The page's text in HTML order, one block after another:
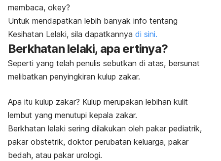
membaca, okey?
Untuk mendapatkan lebih banyak info tentang
Kesihatan Lelaki, sila dapatkannya di sini.
Berkhatan lelaki, apa ertinya?
Seperti yang telah penulis sebutkan di atas, bersunat
melibatkan penyingkiran kulup zakar.
Apa itu kulup zakar? Kulup merupakan lebihan kulit
lembut yang menutupi kepala zakar.
Berkhatan lelaki sering dilakukan oleh pakar pediatrik,
pakar obstetrik, doktor perubatan keluarga, pakar
bedah, atau pakar urologi.